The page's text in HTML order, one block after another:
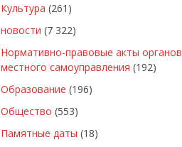
Культура (261)
новости (7 322)
Нормативно-правовые акты органов
местного самоуправления (192)
Образование (196)
Общество (553)
Памятные даты (18)